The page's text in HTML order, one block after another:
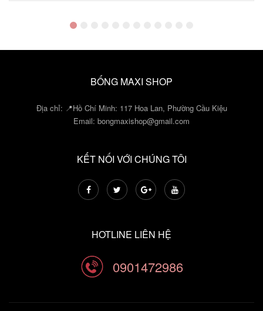
BỐNG MAXI SHOP
Địa chỉ: 📍Hồ Chí Minh: 117 Hoa Lan, Phường Cầu Kiệu
Email: bongmaxishop@gmail.com
KẾT NỐI VỚI CHÚNG TÔI
HOTLINE LIÊN HỆ
0901472986